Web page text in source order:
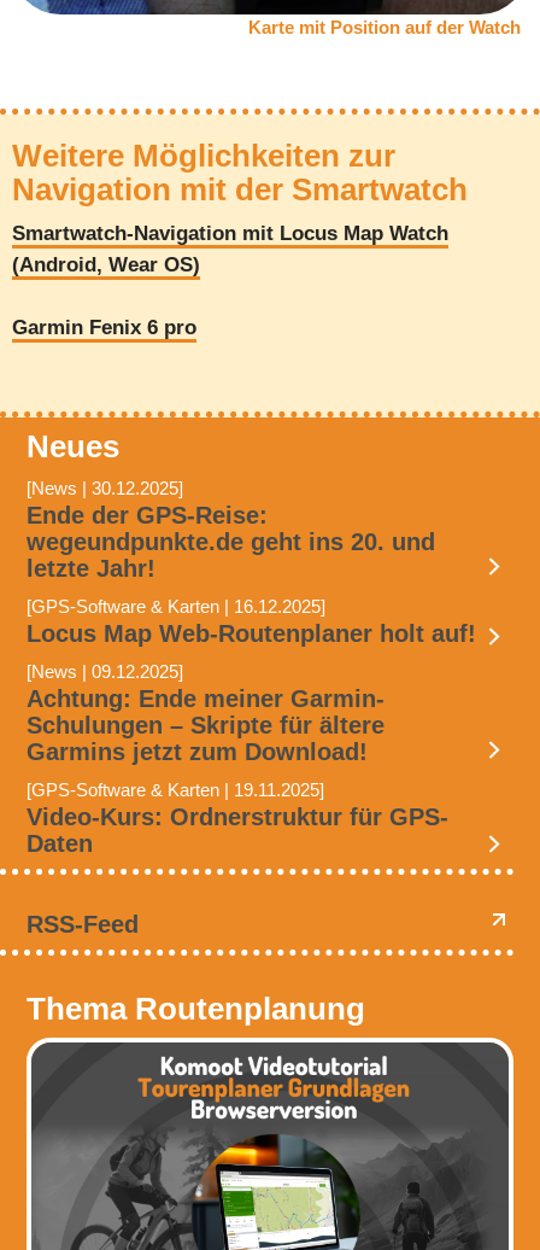
Karte mit Position auf der Watch
Weitere Möglichkeiten zur
Navigation mit der Smartwatch
Smartwatch-Navigation mit Locus Map Watch
(Android, Wear OS)
Garmin Fenix 6 pro
Neues
[News | 30.12.2025]
Ende der GPS-Reise:
wegeundpunkte.de geht ins 20. und
letzte Jahr!
[GPS-Software & Karten | 16.12.2025]
Locus Map Web-Routenplaner holt auf!
[News | 09.12.2025]
Achtung: Ende meiner Garmin-
Schulungen – Skripte für ältere
Garmins jetzt zum Download!
[GPS-Software & Karten | 19.11.2025]
Video-Kurs: Ordnerstruktur für GPS-
Daten
RSS-Feed
Thema Routenplanung